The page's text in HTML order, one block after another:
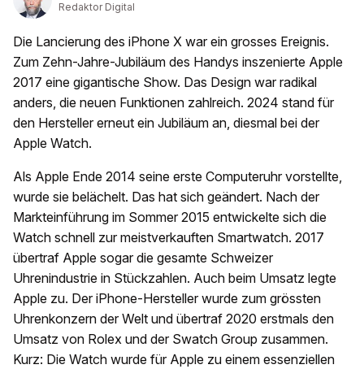
Redaktor Digital
Die Lancierung des iPhone X war ein grosses Ereignis.
Zum Zehn-Jahre-Jubiläum des Handys inszenierte Apple
2017 eine gigantische Show. Das Design war radikal
anders, die neuen Funktionen zahlreich. 2024 stand für
den Hersteller erneut ein Jubiläum an, diesmal bei der
Apple Watch.
Als Apple Ende 2014 seine erste Computeruhr vorstellte,
wurde sie belächelt. Das hat sich geändert. Nach der
Markteinführung im Sommer 2015 entwickelte sich die
Watch schnell zur meistverkauften Smartwatch. 2017
übertraf Apple sogar die gesamte Schweizer
Uhrenindustrie in Stückzahlen. Auch beim Umsatz legte
Apple zu. Der iPhone-Hersteller wurde zum grössten
Uhrenkonzern der Welt und übertraf 2020 erstmals den
Umsatz von Rolex und der Swatch Group zusammen.
Kurz: Die Watch wurde für Apple zu einem essenziellen